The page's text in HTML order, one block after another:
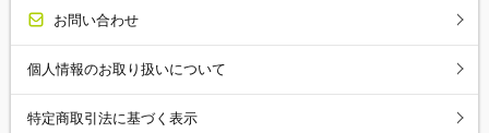
お問い合わせ
個人情報のお取り扱いについて
特定商取引法に基づく表示